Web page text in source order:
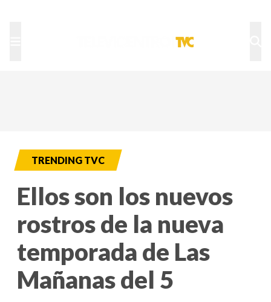
TRENDING TVC
Ellos son los nuevos
rostros de la nueva
temporada de Las
Mañanas del 5